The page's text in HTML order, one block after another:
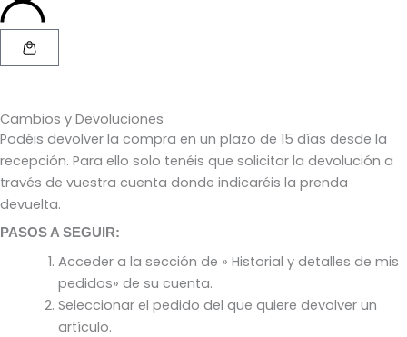
Cart
Cambios y Devoluciones
Podéis devolver la compra en un plazo de 15 días desde la
recepción. Para ello solo tenéis que solicitar la devolución a
través de vuestra cuenta donde indicaréis la prenda
devuelta.
PASOS A SEGUIR:
Acceder a la sección de » Historial y detalles de mis
pedidos» de su cuenta.
Seleccionar el pedido del que quiere devolver un
artículo.